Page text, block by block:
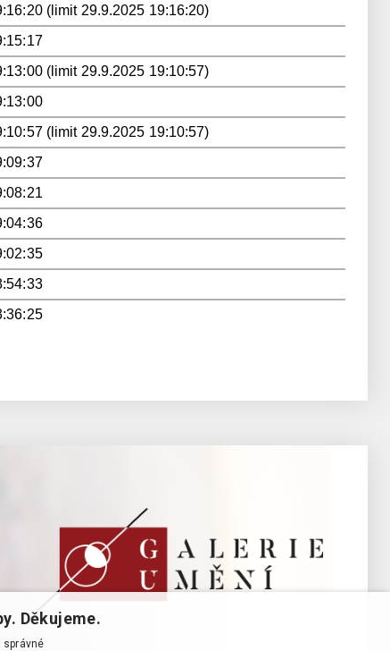
(limit 29.9.2025 19:16:20)
(limit 29.9.2025 19:10:57)
(limit 29.9.2025 19:10:57)
Děkujeme.